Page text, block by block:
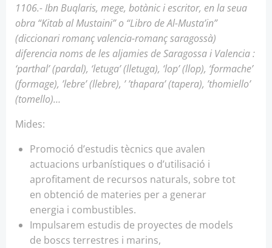
1106.- Ibn Buqlaris, mege, botànic i escritor, en la seua
obra “Kitab al Mustaini” o “Libro de Al-Musta’in”
(diccionari romanç valencia-romanç saragossà)
diferencia noms de les aljamies de Saragossa i Valencia :
‘parthal’ (pardal), ‘letuga’ (lletuga), ‘lop’ (llop), ‘formache’
(formage), ’lebre’ (llebre), ’ ’thapara’ (tapera), ’thomiello’
(tomello)…
Mides:
Promoció d’estudis tècnics que avalen
actuacions urbanístiques o d’utilisació i
aprofitament de recursos naturals, sobre tot
en obtenció de materies per a generar
energia i combustibles.
Impulsarem estudis de proyectes de models
de boscs terrestres i marins,